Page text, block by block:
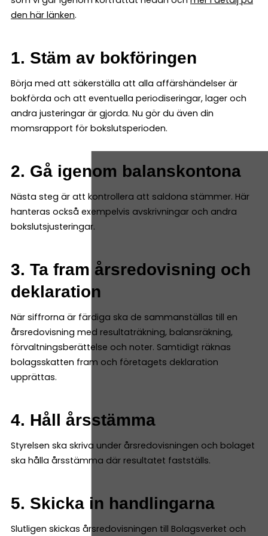
den här länken.
1. Stäm av bokföringen
Börja med att säkerställa att alla affärshändelser är
bokförda och att eventuella periodiseringar, lager och
andra justeringar är gjorda. Nu gör du även din
momsrapport för bokslutsperioden.
2. Gå igenom balanskontona
Nästa steg är att kontrollera att saldona stämmer. Här
hanteras också exempelvis avskrivningar och andra
bokslutsjusteringar.
3. Ta fram årsredovisning och
deklaration
När siffrorna är färdiga ska de sammanställas till en
årsredovisning med resultaträkning, balansräkning,
förvaltningsberättelse och noter. Samtidigt räknas
bolagsskatten fram och företagets deklaration
upprättas.
4. Håll årsstämma
Styrelsen ska skriva under årsredovisningen och bolaget
ska hålla årsstämma där resultatet fastställs.
5. Skicka in handlingarna
Slutligen skickas årsredovisningen till Bolagsverket och